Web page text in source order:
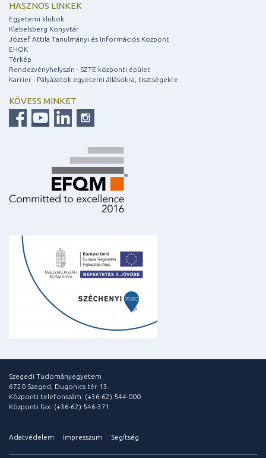
HASZNOS LINKEK
Egyetemi klubok
Klebelsberg Könyvtár
József Attila Tanulmányi és Információs Központ
EHÖK
Térkép
Rendezvényhelyszín - SZTE központi épület
Karrier - Pályázatok egyetemi állásokra, tisztségekre
KÖVESS MINKET
Szegedi Tudományegyetem
6720 Szeged, Dugonics tér 13.
Központi telefonszám: (+36-62) 544-000
Központi fax: (+36-62) 546-371
Adatvédelem Impresszum Segítség